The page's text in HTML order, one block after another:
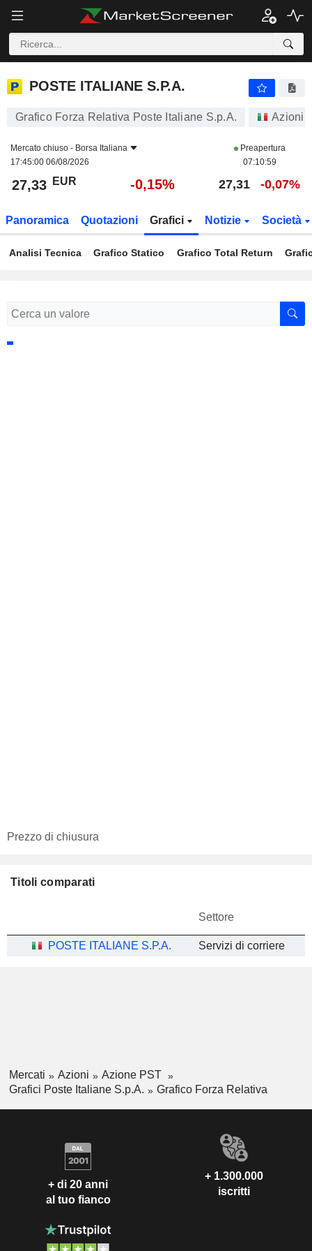
POSTE ITALIANE S.P.A.
POSTE ITALIANE S.P.A.
Grafico Forza Relativa Poste Italiane S.p.A. Azioni
Mercato chiuso - Borsa Italiana
17:45:00 06/08/2026
Preapertura
07:10:59
27,33 EUR -0,15% 27,31 -0,07%
Panoramica Quotazioni Grafici Notizie Società
Analisi Tecnica Grafico Statico Grafico Total Return
Prezzo di chiusura
Titoli comparati
Settore
POSTE ITALIANE S.P.A. Servizi di corriere
Mercati Azioni
Azione PST
Grafici Poste Italiane S.p.A.
Grafico Forza Relativa
+ di 20 anni
al tuo fianco
+ 1.300.000
iscritti